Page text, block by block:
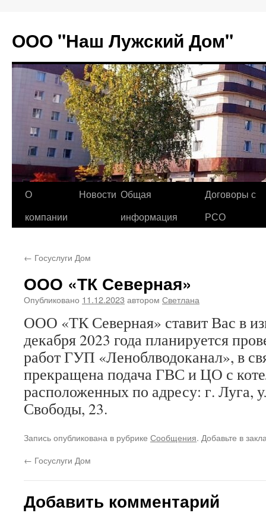
содержимому
ООО "Наш Лужский Дом"
О
компании
Новости Общая
информация
Договоры с
РСО
← Госуслуги Дом
ООО «ТК Северная»
Опубликовано 11.12.2023 автором Светлана
ООО «ТК Северная» ставит Вас в
декабря 2023 года планируется
работ ГУП «Леноблводоканал», в
прекращена подача ГВС и ЦО с
расположенных по адресу: г. Луга,
Свободы, 23.
Запись опубликована в рубрике Сообщения. Добавьте в
← Госуслуги Дом
Добавить комментарий